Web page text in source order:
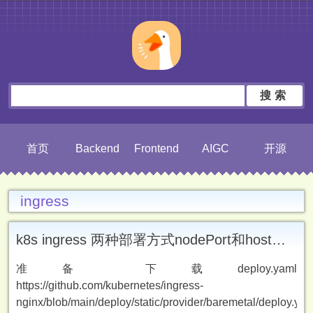
搜索
首页 Backend Frontend AIGC 开源
ingress
k8s ingress 两种部署方式nodePort和hostNetwork
准备 下载deploy.yaml
https://github.com/kubernetes/ingress-
nginx/blob/main/deploy/static/provider/baremetal/